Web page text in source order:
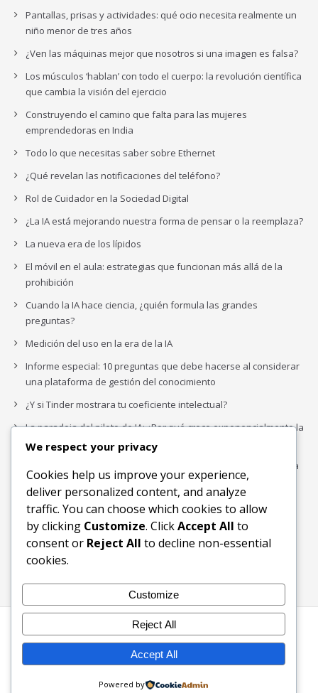
Pantallas, prisas y actividades: qué ocio necesita realmente un
niño menor de tres años
¿Ven las máquinas mejor que nosotros si una imagen es falsa?
Los músculos ‘hablan’ con todo el cuerpo: la revolución científica
que cambia la visión del ejercicio
Construyendo el camino que falta para las mujeres
emprendedoras en India
Todo lo que necesitas saber sobre Ethernet
¿Qué revelan las notificaciones del teléfono?
Rol de Cuidador en la Sociedad Digital
¿La IA está mejorando nuestra forma de pensar o la reemplaza?
La nueva era de los lípidos
El móvil en el aula: estrategias que funcionan más allá de la
prohibición
Cuando la IA hace ciencia, ¿quién formula las grandes
preguntas?
Medición del uso en la era de la IA
Informe especial: 10 preguntas que debe hacerse al considerar
una plataforma de gestión del conocimiento
¿Y si Tinder mostrara tu coeficiente intelectual?
La paradoja del piloto de IA: ¿Por qué crece exponencialmente la
complejidad de la IA empresarial?
Los organigramas de marketing se crearon para los canales. La
IA acaba de dejarlos obsoletos.
Buscar
Buscar
Inicio Blog
Bloques Temáticos
Contactos
We respect your privacy
Cookies help us improve your experience,
deliver personalized content, and analyze
traffic. You can choose which cookies to allow
by clicking Customize. ClickAccept All to
consent or Reject All to decline non-essential
cookies.
Customize
Reject All
Accept All
Powered by